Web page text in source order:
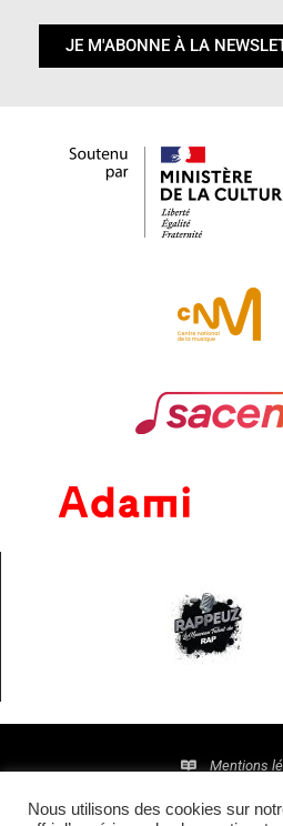
JE M'ABONNE À LA
Mentions
Politique de
Nous utilisons des cookies sur